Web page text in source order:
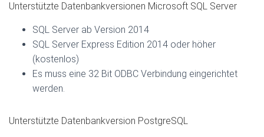
Unterstützte Datenbankversionen Microsoft SQL Server
SQL Server ab Version 2014
SQL Server Express Edition 2014 oder höher
(kostenlos)
Es muss eine 32 Bit ODBC Verbindung eingerichtet
werden.
Unterstützte Datenbankversion PostgreSQL